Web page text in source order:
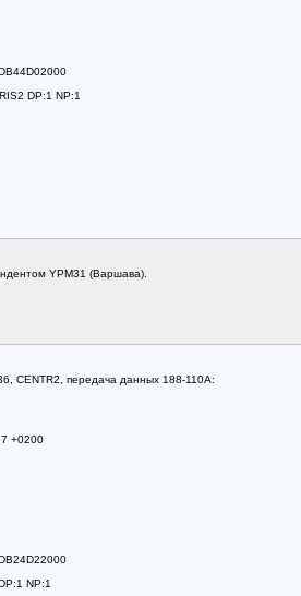
DP:1 NP:1
YPM31 (Варшава).
CENTR2, передача данных 188-110A:
+0200
NP:1